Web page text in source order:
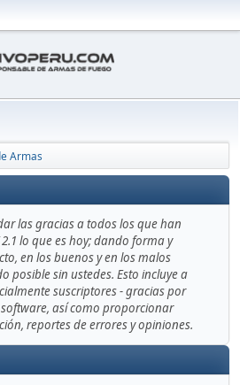
Armas
las gracias a todos los que han
lo que es hoy; dando forma y
en los buenos y en los malos
posible sin ustedes. Esto incluye a
suscriptores - gracias por
así como proporcionar
reportes de errores y opiniones.